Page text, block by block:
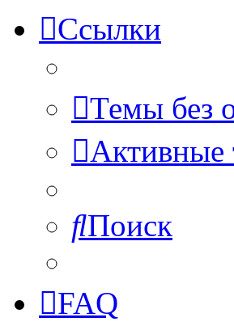
Ссылки
Темы без
Активные
Поиск
FAQ